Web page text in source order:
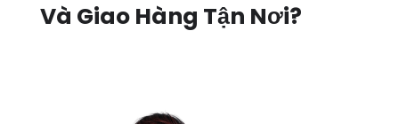
Và Giao Hàng Tận Nơi?